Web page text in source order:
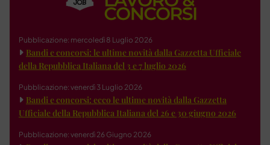
Pubblicazione: mercoledì 8 Luglio 2026
Bandi e concorsi: le ultime novità dalla Gazzetta Ufficiale
della Repubblica Italiana del 3 e 7 luglio 2026
Pubblicazione: venerdì 3 Luglio 2026
Bandi e concorsi: ecco le ultime novità dalla Gazzetta
Ufficiale della Repubblica Italiana del 26 e 30 giugno 2026
Pubblicazione: venerdì 26 Giugno 2026